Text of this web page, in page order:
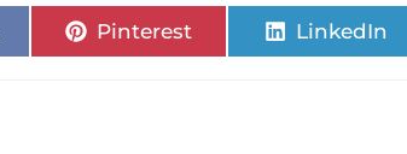
Pinterest LinkedIn